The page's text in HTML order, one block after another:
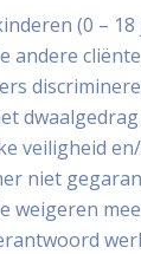
(0 – 18
andere
veiligheid
niet
weigeren